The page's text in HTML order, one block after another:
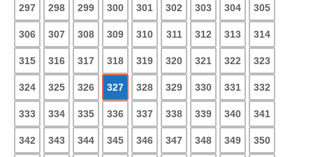
297 298 299 300 301 302 303 304 305
306 307 308 309 310 311 312 313 314
315 316 317 318 319 320 321 322 323
324 325 326 327 328 329 330 331 332
333 334 335 336 337 338 339 340 341
342 343 344 345 346 347 348 349 350